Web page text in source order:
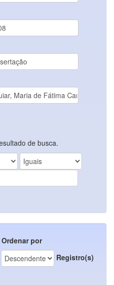
de busca.
Ordenar por
Registro(s)